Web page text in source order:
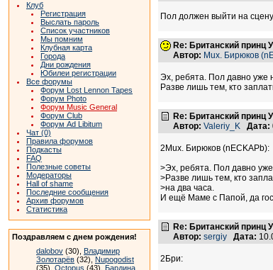
Клуб
Регистрация
Выслать пароль
Список участников
Мы помним
Клубная карта
Города
Дни рождения
Юбилеи регистрации
Все форумы
Форум Lost Lennon Tapes
Форум Photo
Форум Music General
Форум Club
Форум Ad Libitum
Чат (0)
Правила форумов
Подкасты
FAQ
Полезные советы
Модераторы
Hall of shame
Последние сообщения
Архив форумов
Статистика
Поздравляем с днем рождения!
dalobov (30), Владимир
Золотарёв (32), Nupogodist
(35), Octopus (43), Бардина
Пол должен выйти на
Re: Британский принц
Автор: Mux. Бирюков
Эх, ребята. Пол давно уже
Разве лишь тем, кто
Re: Британский принц
Автор: Valeriy_K Дата:
2Mux. Бирюков (nECKAPb):
>Эх, ребята. Пол давно
>Разве лишь тем, кто
>на два часа.
И ещё Маме с Папой, да
Re: Британский принц
Автор: sergiy Дата:
2Бри: